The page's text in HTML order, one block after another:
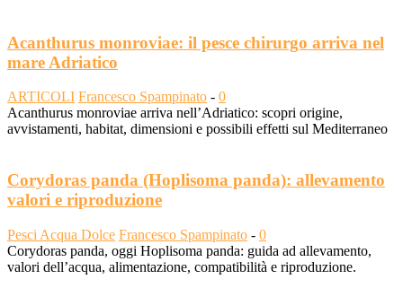
Acanthurus monroviae: il pesce chirurgo arriva nel
mare Adriatico
ARTICOLI Francesco Spampinato - 0
Acanthurus monroviae arriva nell’Adriatico: scopri origine,
avvistamenti, habitat, dimensioni e possibili effetti sul Mediterraneo
Corydoras panda (Hoplisoma panda): allevamento
valori e riproduzione
Pesci Acqua Dolce Francesco Spampinato - 0
Corydoras panda, oggi Hoplisoma panda: guida ad allevamento,
valori dell’acqua, alimentazione, compatibilità e riproduzione.